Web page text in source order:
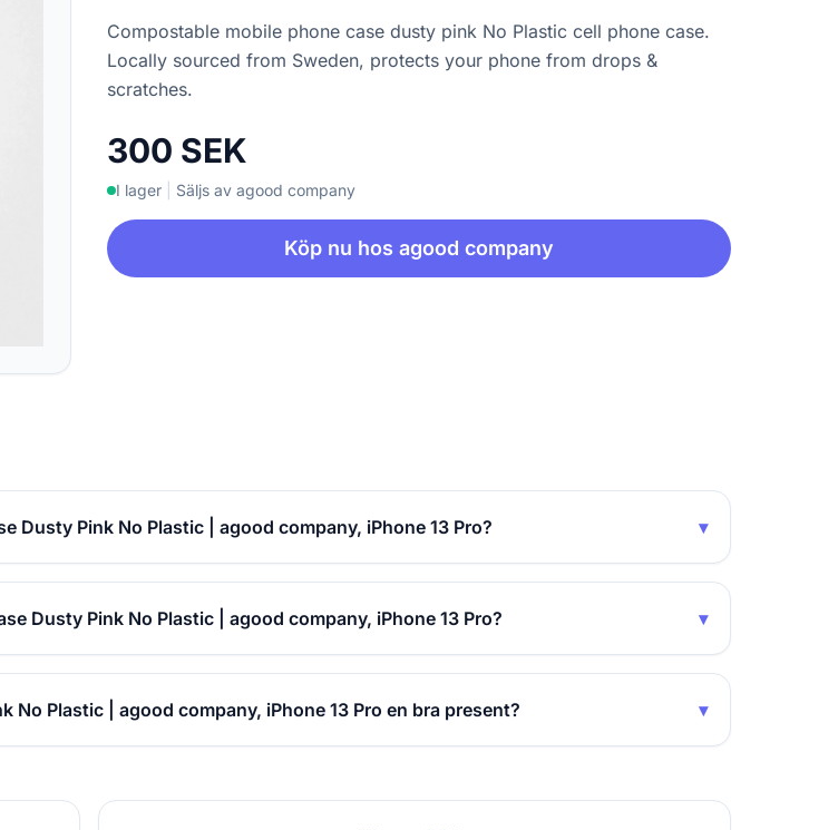
Compostable mobile phone case dusty pink No Plastic cell phone case.
Locally sourced from Sweden, protects your phone from drops &
scratches.
300 SEK
I lager Säljs av agood company
Köp nu hos agood company
Dusty Pink No Plastic | agood company, iPhone 13 Pro? ▾
Dusty Pink No Plastic | agood company, iPhone 13 Pro? ▾
No Plastic | agood company, iPhone 13 Pro en bra present? ▾